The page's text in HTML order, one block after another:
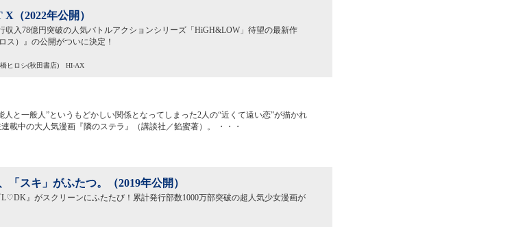
（2022年公開）
収入78億円突破の人気バトルアクションシリーズ「HiGH&LOW」待望の最新作
ス）』の公開がついに決定！
ヒロシ(秋田書店) HI-AX
人と一般人”というもどかしい関係となってしまった2人の“近くて遠い恋”が描かれ
載中の大人気漫画『隣のステラ』（講談社／餡蜜著）。 ・・・
スキ」がふたつ。（2019年公開）
』がスクリーンにふたたび！累計発行部数1000万部突破の超人気少女漫画が